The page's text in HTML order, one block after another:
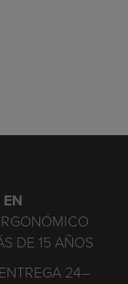
DE 15 AÑOS
24–